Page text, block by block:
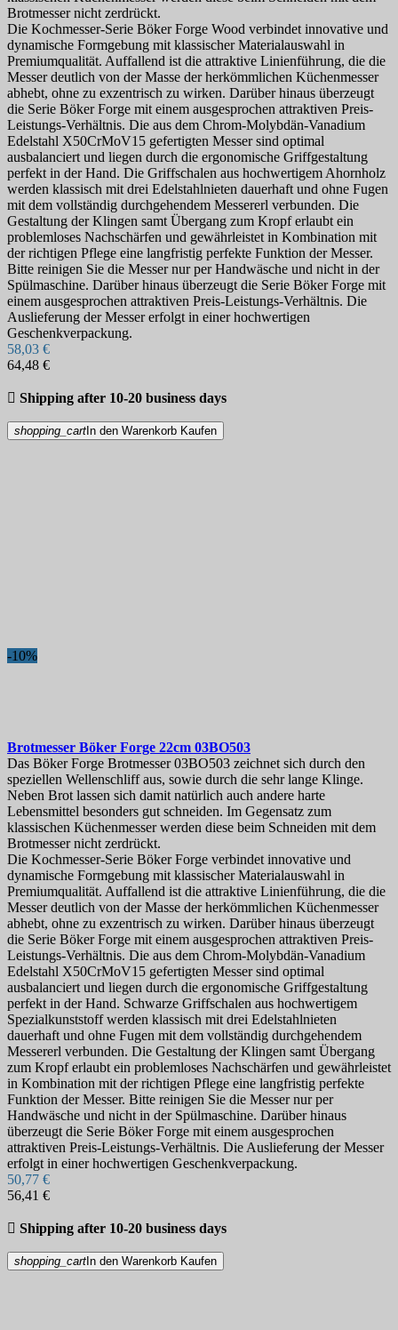
Brotmesser nicht zerdrückt.
Die Kochmesser-Serie Böker Forge Wood verbindet innovative und
dynamische Formgebung mit klassischer Materialauswahl in
Premiumqualität. Auffallend ist die attraktive Linienführung, die die
Messer deutlich von der Masse der herkömmlichen Küchenmesser
abhebt, ohne zu exzentrisch zu wirken. Darüber hinaus überzeugt
die Serie Böker Forge mit einem ausgesprochen attraktiven Preis-
Leistungs-Verhältnis. Die aus dem Chrom-Molybdän-Vanadium
Edelstahl X50CrMoV15 gefertigten Messer sind optimal
ausbalanciert und liegen durch die ergonomische Griffgestaltung
perfekt in der Hand. Die Griffschalen aus hochwertigem Ahornholz
werden klassisch mit drei Edelstahlnieten dauerhaft und ohne Fugen
mit dem vollständig durchgehendem Messererl verbunden. Die
Gestaltung der Klingen samt Übergang zum Kropf erlaubt ein
problemloses Nachschärfen und gewährleistet in Kombination mit
der richtigen Pflege eine langfristig perfekte Funktion der Messer.
Bitte reinigen Sie die Messer nur per Handwäsche und nicht in der
Spülmaschine. Darüber hinaus überzeugt die Serie Böker Forge mit
einem ausgesprochen attraktiven Preis-Leistungs-Verhältnis. Die
Auslieferung der Messer erfolgt in einer hochwertigen
Geschenkverpackung.
58,03 €
64,48 €
 Shipping after 10-20 business days
shopping_cart In den Warenkorb Kaufen
-10%
Brotmesser Böker Forge 22cm 03BO503
Das Böker Forge Brotmesser 03BO503 zeichnet sich durch den
speziellen Wellenschliff aus, sowie durch die sehr lange Klinge.
Neben Brot lassen sich damit natürlich auch andere harte
Lebensmittel besonders gut schneiden. Im Gegensatz zum
klassischen Küchenmesser werden diese beim Schneiden mit dem
Brotmesser nicht zerdrückt.
Die Kochmesser-Serie Böker Forge verbindet innovative und
dynamische Formgebung mit klassischer Materialauswahl in
Premiumqualität. Auffallend ist die attraktive Linienführung, die die
Messer deutlich von der Masse der herkömmlichen Küchenmesser
abhebt, ohne zu exzentrisch zu wirken. Darüber hinaus überzeugt
die Serie Böker Forge mit einem ausgesprochen attraktiven Preis-
Leistungs-Verhältnis. Die aus dem Chrom-Molybdän-Vanadium
Edelstahl X50CrMoV15 gefertigten Messer sind optimal
ausbalanciert und liegen durch die ergonomische Griffgestaltung
perfekt in der Hand. Schwarze Griffschalen aus hochwertigem
Spezialkunststoff werden klassisch mit drei Edelstahlnieten
dauerhaft und ohne Fugen mit dem vollständig durchgehendem
Messererl verbunden. Die Gestaltung der Klingen samt Übergang
zum Kropf erlaubt ein problemloses Nachschärfen und gewährleistet
in Kombination mit der richtigen Pflege eine langfristig perfekte
Funktion der Messer. Bitte reinigen Sie die Messer nur per
Handwäsche und nicht in der Spülmaschine. Darüber hinaus
überzeugt die Serie Böker Forge mit einem ausgesprochen
attraktiven Preis-Leistungs-Verhältnis. Die Auslieferung der Messer
erfolgt in einer hochwertigen Geschenkverpackung.
50,77 €
56,41 €
 Shipping after 10-20 business days
shopping_cart In den Warenkorb Kaufen